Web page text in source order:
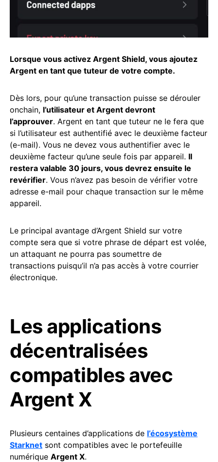
Lorsque vous activez Argent Shield, vous ajoutez
Argent en tant que tuteur de votre compte.
Dès lors, pour qu’une transaction puisse se dérouler
onchain, l’utilisateur et Argent devront
l’approuver. Argent en tant que tuteur ne le fera que
si l’utilisateur est authentifié avec le deuxième facteur
(e-mail). Vous ne devez vous authentifier avec le
deuxième facteur qu’une seule fois par appareil. Il
restera valable 30 jours, vous devrez ensuite le
revérifier. Vous n’avez pas besoin de vérifier votre
adresse e-mail pour chaque transaction sur le même
appareil.
Le principal avantage d’Argent Shield sur votre
compte sera que si votre phrase de départ est volée,
un attaquant ne pourra pas soumettre de
transactions puisqu’il n’a pas accès à votre courrier
électronique.
Les applications
décentralisées
compatibles avec
Argent X
Plusieurs centaines d’applications de l’écosystème
Starknet sont compatibles avec le portefeuille
numérique Argent X.